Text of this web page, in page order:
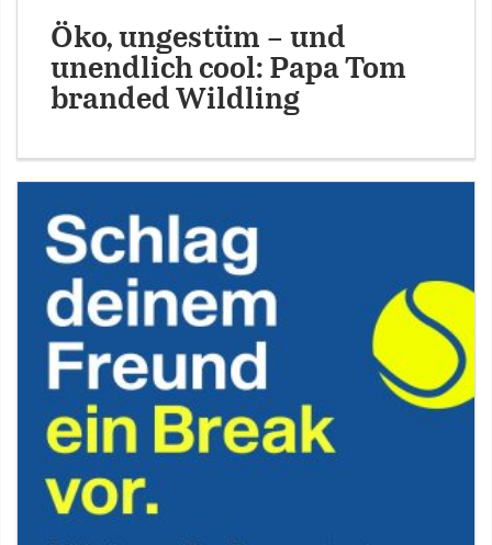
Öko, ungestüm – und
unendlich cool: Papa Tom
branded Wildling